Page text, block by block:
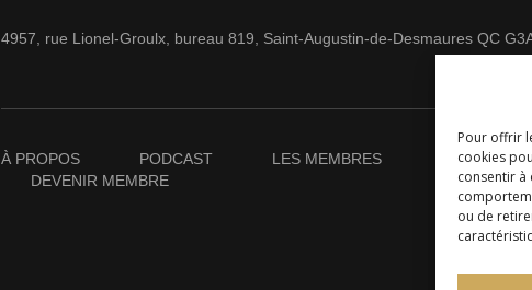
Pour offrir
cookies
consentir à
ou de
4957, rue Lionel-Groulx, bureau 819, Saint-Augustin-de-Desmaures QC
À PROPOS PODCAST LES MEMBRES NOUVELLES
DEVENIR MEMBRE